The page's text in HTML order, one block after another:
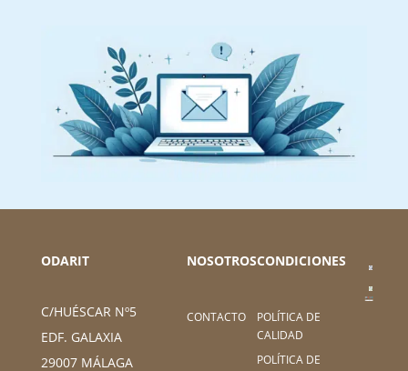
ODARIT
C/HUÉSCAR Nº5
EDF. GALAXIA
29007 MÁLAGA
NOSOTROS
CONTACTO
CONDICIONES
POLÍTICA DE
CALIDAD
POLÍTICA DE